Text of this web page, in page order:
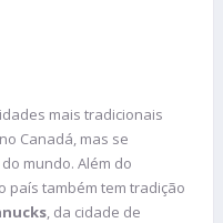
mais tradicionais
Canadá, mas se
mundo. Além do
país também tem tradição
, da cidade de